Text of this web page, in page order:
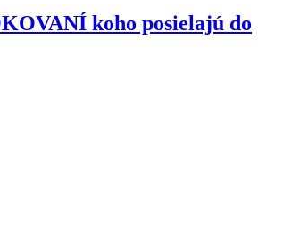
koho posielajú do